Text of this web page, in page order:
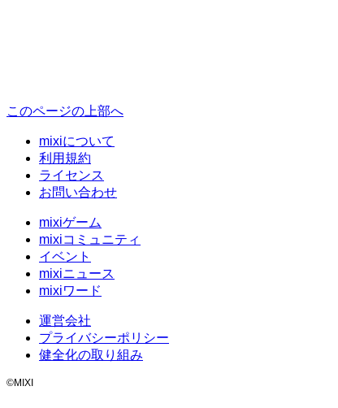
このページの上部へ
mixiについて
利用規約
ライセンス
お問い合わせ
mixiゲーム
mixiコミュニティ
イベント
mixiニュース
mixiワード
運営会社
プライバシーポリシー
健全化の取り組み
©MIXI